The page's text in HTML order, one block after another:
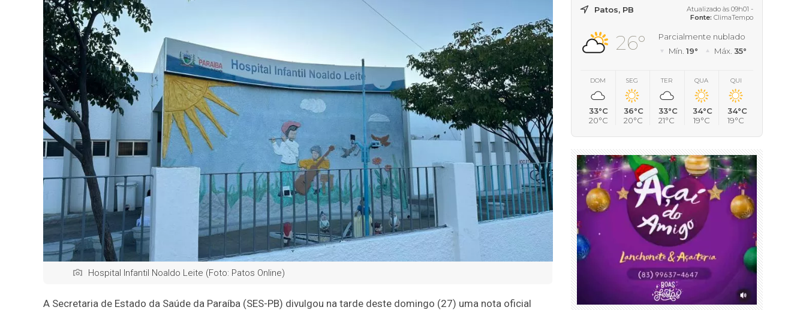
Hospital Infantil Noaldo Leite (Foto: Patos Online)
A Secretaria de Estado da Saúde da Paraíba (SES-PB) divulgou na tarde deste domingo (27) uma nota oficial
Patos, PB
Atualizado às 09h01 -
Fonte: ClimaTempo
26°
Parcialmente nublado
Mín. 19° Máx. 35°
DOM
33°C
20°C
SEG
36°C
20°C
TER
33°C
21°C
QUA
34°C
19°C
QUI
34°C
19°C